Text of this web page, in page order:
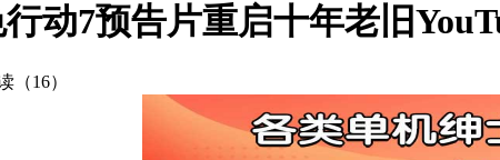
动7预告片重启十年老旧
（16）